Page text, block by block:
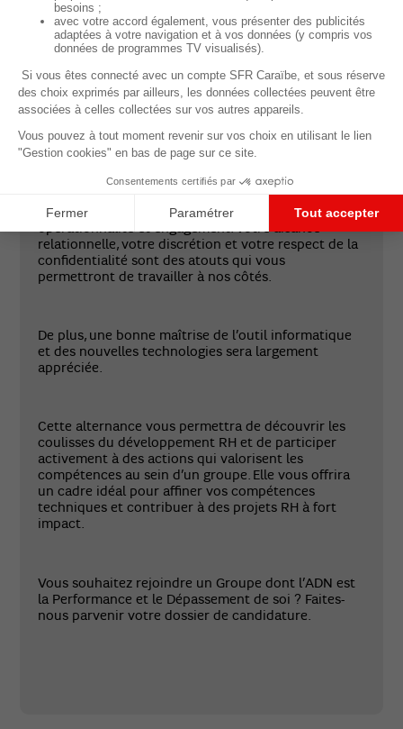
Vous êtes curieux(se) et vous avez envie
d’apprendre, de comprendre, structurer et donner
vie à des projets concrets. Votre rigueur, votre sens
de l’organisation et vos qualités rédactionnelles
seront des atouts pour accomplir efficacement les
missions confiées.
Vous avez envie d’évoluer dans un contexte
apprenant où l’on conjugue réflexion,
opérationnalité et engagement. Votre aisance
relationnelle, votre discrétion et votre respect de la
confidentialité sont des atouts qui vous
permettront de travailler à nos côtés.
De plus, une bonne maîtrise de l’outil informatique
et des nouvelles technologies sera largement
appréciée.
Cette alternance vous permettra de découvrir les
coulisses du développement RH et de participer
activement à des actions qui valorisent les
compétences au sein d’un groupe. Elle vous offrira
un cadre idéal pour affiner vos compétences
techniques et contribuer à des projets RH à fort
impact.
Vous souhaitez rejoindre un Groupe dont l’ADN est
la Performance et le Dépassement de soi ? Faites-
nous parvenir votre dossier de candidature.